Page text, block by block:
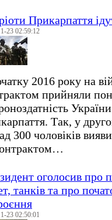
Прикарпаття
23 02:59:12
2016 року на
прийняли
Так, у
300 чоловіків
оголосив про
танків та про
23 02:50:01